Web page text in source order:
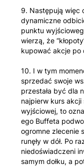
9. Następują więc
dynamiczne
punktu
wierzą, że
kupować akcje po
10. I w tym
sprzedać swoje
przestała być dla
najpierw kurs akcji
wyjściowej, to
ego Buffeta
ogromne zlecenie
runęły w dół. Po
niedoświadczeni
samym dołku, a